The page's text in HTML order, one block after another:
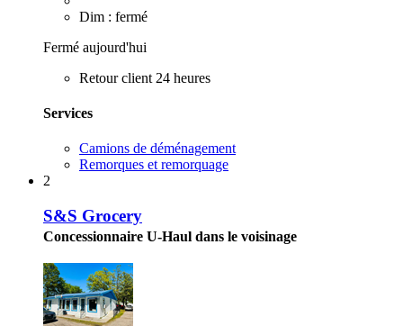
Dim : fermé
Fermé aujourd'hui
Retour client 24 heures
Services
Camions de déménagement
Remorques et remorquage
2
S&S Grocery
Concessionnaire U-Haul dans le voisinage